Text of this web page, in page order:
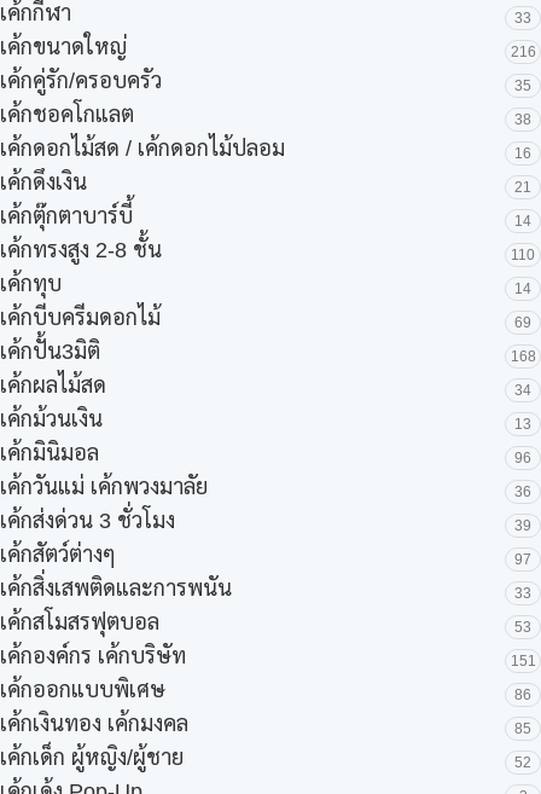
เค้กกีฬา 33
เค้กขนาดใหญ่ 216
เค้กคู่รัก/ครอบครัว 35
เค้กชอคโกแลต 38
เค้กดอกไม้สด / เค้กดอกไม้ปลอม 16
เค้กดึงเงิน 21
เค้กตุ๊กตาบาร์บี้ 14
เค้กทรงสูง 2-8 ชั้น 110
เค้กทุบ 14
เค้กบีบครีมดอกไม้ 69
เค้กปั้น3มิติ 168
เค้กผลไม้สด 34
เค้กม้วนเงิน 13
เค้กมินิมอล 96
เค้กวันแม่ เค้กพวงมาลัย 36
เค้กส่งด่วน 3 ชั่วโมง 39
เค้กสัตว์ต่างๆ 97
เค้กสิ่งเสพติดและการพนัน 33
เค้กสโมสรฟุตบอล 53
เค้กองค์กร เค้กบริษัท 151
เค้กออกแบบพิเศษ 86
เค้กเงินทอง เค้กมงคล 85
เค้กเด็ก ผู้หญิง/ผู้ชาย 52